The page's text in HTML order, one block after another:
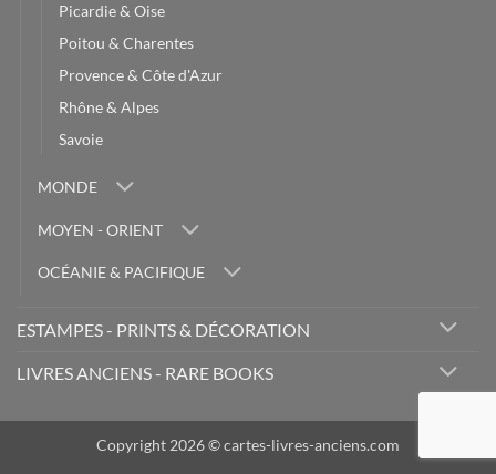
Picardie & Oise
Poitou & Charentes
Provence & Côte d'Azur
Rhône & Alpes
Savoie
MONDE
MOYEN - ORIENT
OCÉANIE & PACIFIQUE
ESTAMPES - PRINTS & DÉCORATION
LIVRES ANCIENS - RARE BOOKS
Copyright 2026 © cartes-livres-anciens.com